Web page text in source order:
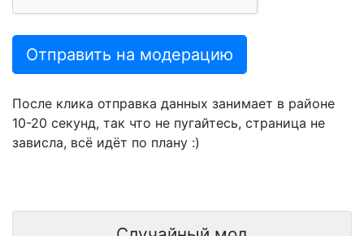
Отправить на модерацию
После клика отправка данных занимает в районе
10-20 секунд, так что не пугайтесь, страница не
зависла, всё идёт по плану :)